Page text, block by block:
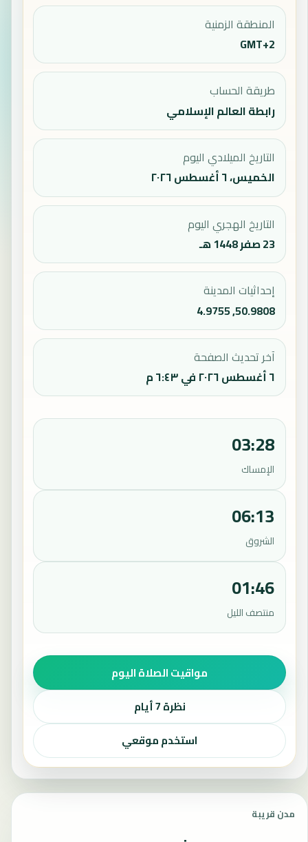
المنطقة الزمنية
GMT+2
طريقة الحساب
رابطة العالم الإسلامي
التاريخ الميلادي اليوم
الخميس، ٦ أغسطس ٢٠٢٦
التاريخ الهجري اليوم
23 صفر 1448 هـ
إحداثيات المدينة
50.9808, 4.9755
آخر تحديث الصفحة
٦ أغسطس ٢٠٢٦ في ٦:٤٣ م
03:28
الإمساك
06:13
الشروق
01:46
منتصف الليل
مواقيت الصلاة اليوم
نظرة 7 أيام
استخدم موقعي
مدن قريبة